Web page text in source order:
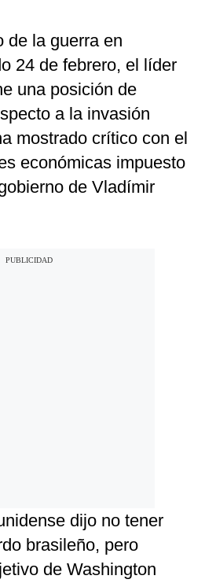
de la guerra en
24 de febrero, el líder
una posición de
a la invasión
mostrado crítico con el
económicas impuesto
de Vladímir
dijo no tener
brasileño, pero
de Washington